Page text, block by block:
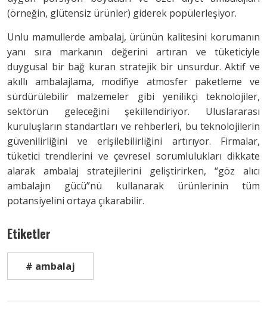
(örneğin, glütensiz ürünler) giderek popülerleşiyor.
Unlu mamullerde ambalaj, ürünün kalitesini korumanın
yanı sıra markanın değerini artıran ve tüketiciyle
duygusal bir bağ kuran stratejik bir unsurdur. Aktif ve
akıllı ambalajlama, modifiye atmosfer paketleme ve
sürdürülebilir malzemeler gibi yenilikçi teknolojiler,
sektörün geleceğini şekillendiriyor. Uluslararası
kuruluşların standartları ve rehberleri, bu teknolojilerin
güvenilirliğini ve erişilebilirliğini artırıyor. Firmalar,
tüketici trendlerini ve çevresel sorumlulukları dikkate
alarak ambalaj stratejilerini geliştirirken, “göz alıcı
ambalajın gücü”nü kullanarak ürünlerinin tüm
potansiyelini ortaya çıkarabilir.
Etiketler
# ambalaj